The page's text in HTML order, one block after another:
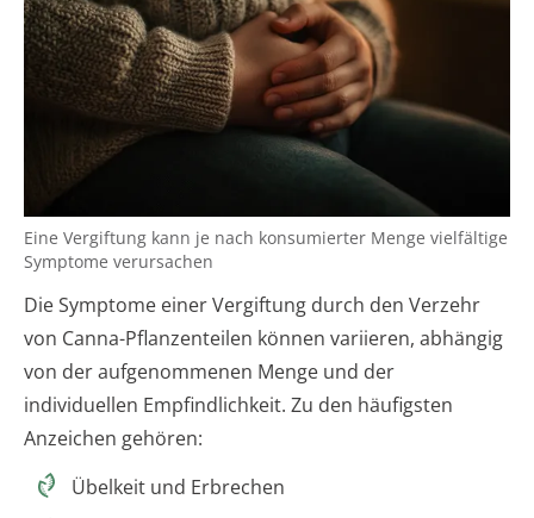
Eine Vergiftung kann je nach konsumierter Menge vielfältige
Symptome verursachen
Die Symptome einer Vergiftung durch den Verzehr
von Canna-Pflanzenteilen können variieren, abhängig
von der aufgenommenen Menge und der
individuellen Empfindlichkeit. Zu den häufigsten
Anzeichen gehören:
Übelkeit und Erbrechen